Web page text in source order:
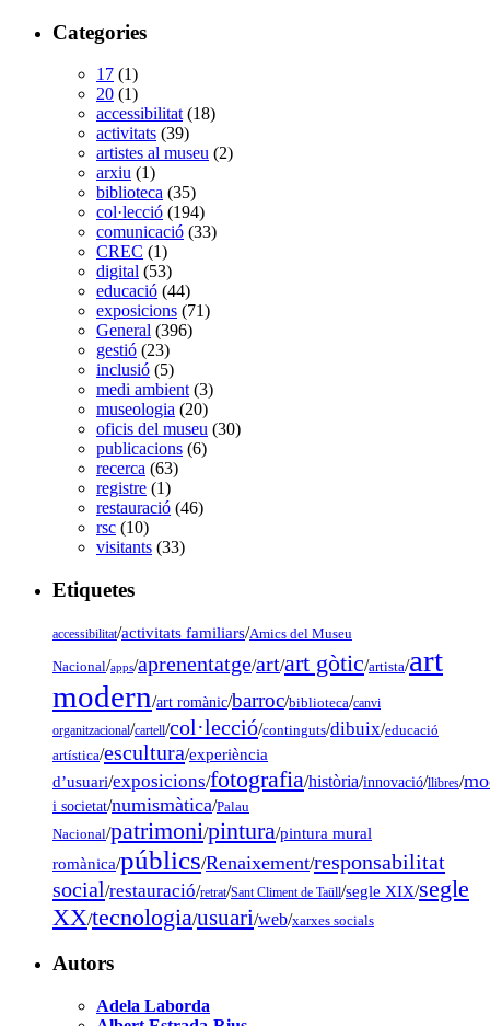
Categories
17 (1)
20 (1)
accessibilitat (18)
activitats (39)
artistes al museu (2)
arxiu (1)
biblioteca (35)
col·lecció (194)
comunicació (33)
CREC (1)
digital (53)
educació (44)
exposicions (71)
General (396)
gestió (23)
inclusió (5)
medi ambient (3)
museologia (20)
oficis del museu (30)
publicacions (6)
recerca (63)
registre (1)
restauració (46)
rsc (10)
visitants (33)
Etiquetes
accessibilitat/activitats familiars/Amics del Museu
Nacional/apps/aprenentatge/art/art gòtic/artista/art
modern/art romànic/barroc/biblioteca/canvi
organitzacional/cartell/col·lecció/continguts/dibuix/educació
artística/escultura/experiència
d’usuari/exposicions/fotografia/història/innovació/llibres/
i societat/numismàtica/Palau
Nacional/patrimoni/pintura/pintura mural
romànica/públics/Renaixement/responsabilitat
social/restauració/retrat/Sant Climent de Taüll/segle XIX/segle
XX/tecnologia/usuari/web/xarxes socials
Autors
Adela Laborda